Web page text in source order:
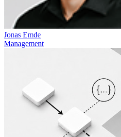
Jonas Emde
Management